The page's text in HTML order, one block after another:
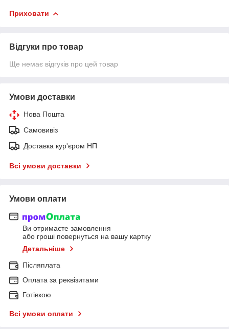
Приховати
Відгуки про товар
Ще немає відгуків про цей товар
Умови доставки
Нова Пошта
Самовивіз
Доставка кур'єром НП
Всі умови доставки
Умови оплати
Ви отримаєте замовлення
або гроші повернуться на вашу картку
Детальніше
Післяплата
Оплата за реквізитами
Готівкою
Всі умови оплати